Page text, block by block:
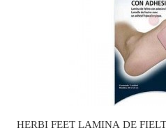
HERBI FEET LAMINA DE